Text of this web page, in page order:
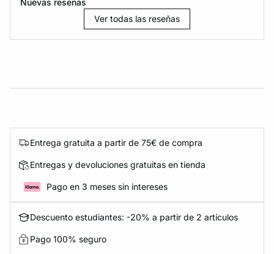
Nuevas reseñas
Ver todas las reseñas
Entrega gratuita a partir de 75€ de compra
Entregas y devoluciones gratuitas en tienda
Pago en 3 meses sin intereses
Descuento estudiantes: -20% a partir de 2 artículos
Pago 100% seguro